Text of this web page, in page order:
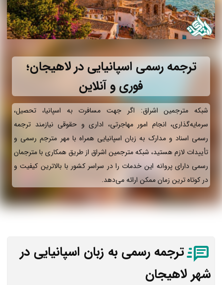
ترجمه رسمی اسپانیایی در لاهیجان؛
فوری و آنلاین
شبکه مترجمین اشراق: اگر جهت مسافرت به اسپانیا، تحصیل،
سرمایه‌گذاری، انجام امور مهاجرتی، اداری و حقوقی نیازمند ترجمه
رسمی اسناد و مدارک به زبان اسپانیایی همراه با مهر مترجم رسمی و
تأییدات لازم هستید، شبکه مترجمین اشراق از طریق همکاری با مترجمان
رسمی دارای پروانه این خدمات را در سراسر کشور با بالاترین کیفیت و
در کوتاه ترین زمان ممکن ارائه می‌دهد.
ترجمه رسمی به زبان اسپانیایی در
شهر لاهیجان